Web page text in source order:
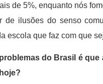
de 5%, enquanto nós
ilusões do senso
escola que faz com que
do Brasil é